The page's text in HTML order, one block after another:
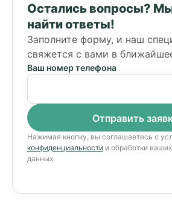
Остались вопросы?
найти ответы!
Заполните форму, и наш
свяжется с вами в
Ваш номер телефона
Нажимая кнопку, вы соглашаетесь с
конфиденциальности и обработки
данных